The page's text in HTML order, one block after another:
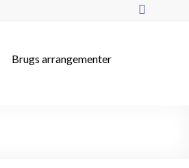
Brugs arrangementer